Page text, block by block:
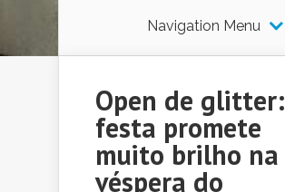
Navigation Menu
Open de glitter:
festa promete
muito brilho na
véspera do